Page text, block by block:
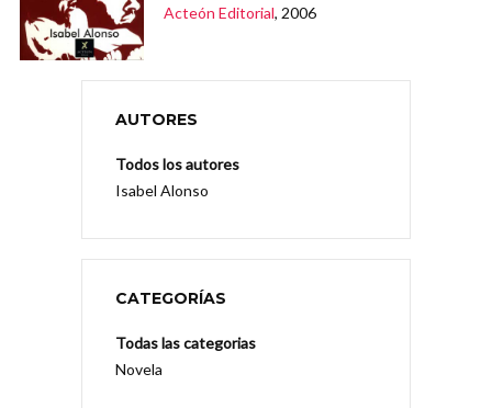
Acteón Editorial, 2006
AUTORES
Todos los autores
Isabel Alonso
CATEGORÍAS
Todas las categorias
Novela